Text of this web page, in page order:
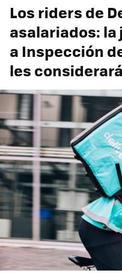
Los riders de
asalariados:
a Inspección
les